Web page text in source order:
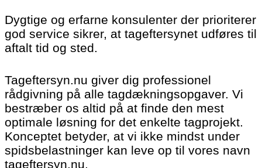
Dygtige og erfarne konsulenter der prioriterer
god service sikrer, at tageftersynet udføres til
aftalt tid og sted.
Tageftersyn.nu giver dig professionel
rådgivning på alle tagdækningsopgaver. Vi
bestræber os altid på at finde den mest
optimale løsning for det enkelte tagprojekt.
Konceptet betyder, at vi ikke mindst under
spidsbelastninger kan leve op til vores navn
tageftersyn.nu.